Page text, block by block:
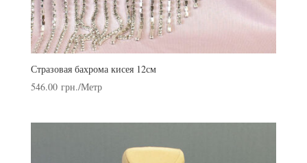
Стразовая бахрома кисея 12см
546.00 грн./Метр